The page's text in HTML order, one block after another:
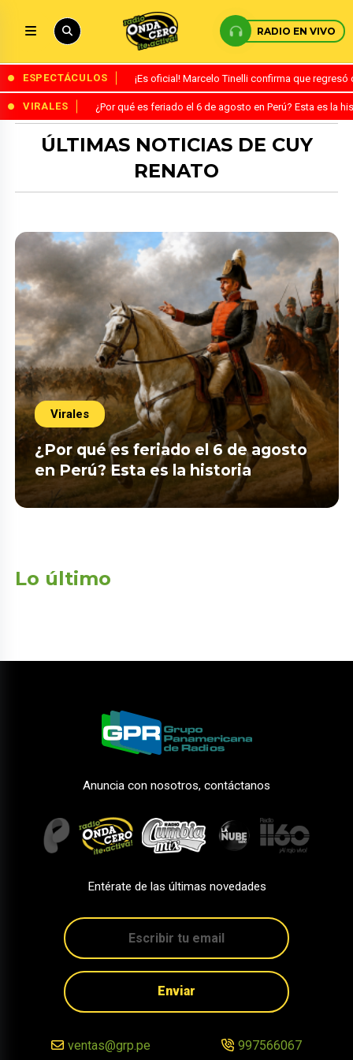
RADIO EN VIVO
ESPECTÁCULOS ¡Es oficial! Marcelo Tinelli confirma que
VIRALES ¿Por qué es feriado el 6 de agosto en Perú? Esta es la
ÚLTIMAS NOTICIAS DE CUY
RENATO
Virales
¿Por qué es feriado el 6 de agosto
en Perú? Esta es la historia
Lo último
Anuncia con nosotros, contáctanos
Entérate de las últimas novedades
Enviar
ventas@grp.pe 997566067